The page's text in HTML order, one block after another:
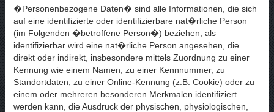
�Personenbezogene Daten� sind alle Informationen, die sich
auf eine identifizierte oder identifizierbare nat�rliche Person
(im Folgenden �betroffene Person�) beziehen; als
identifizierbar wird eine nat�rliche Person angesehen, die
direkt oder indirekt, insbesondere mittels Zuordnung zu einer
Kennung wie einem Namen, zu einer Kennnummer, zu
Standortdaten, zu einer Online-Kennung (z.B. Cookie) oder zu
einem oder mehreren besonderen Merkmalen identifiziert
werden kann, die Ausdruck der physischen, physiologischen,